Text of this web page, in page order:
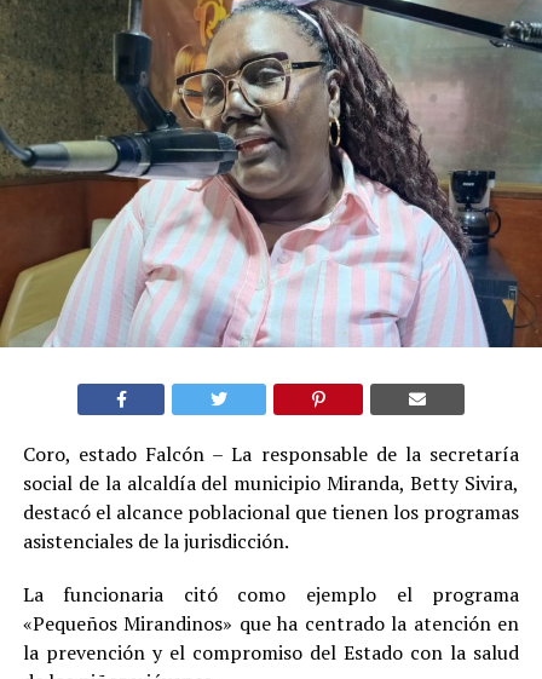
Coro, estado Falcón – La responsable de la secretaría
social de la alcaldía del municipio Miranda, Betty Sivira,
destacó el alcance poblacional que tienen los programas
asistenciales de la jurisdicción.
La funcionaria citó como ejemplo el programa
«Pequeños Mirandinos» que ha centrado la atención en
la prevención y el compromiso del Estado con la salud